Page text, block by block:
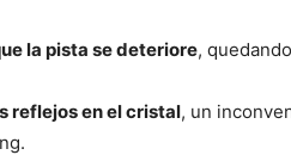
la pista se deteriore,
reflejos en el cristal, un